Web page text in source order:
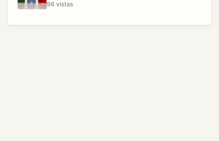
96 vistas